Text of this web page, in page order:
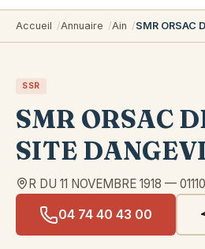
Accueil Annuaire Ain SMR ORSAC
SSR
SMR ORSAC
SITE
R DU 11 NOVEMBRE 1918 — 01110
04 74 40 43 00